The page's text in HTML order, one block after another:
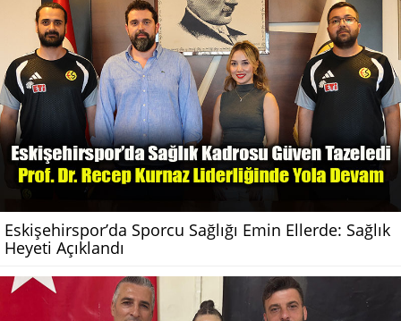
Eskişehirspor’da Sporcu Sağlığı Emin Ellerde: Sağlık
Heyeti Açıklandı